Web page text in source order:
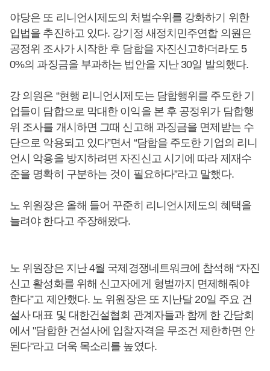
야당은 또 리니언시제도의 처벌수위를 강화하기 위한
입법을 추진하고 있다. 강기정 새정치민주연합 의원은
공정위 조사가 시작한 후 담합을 자진신고하더라도 5
0%의 과징금을 부과하는 법안을 지난 30일 발의했다.
강 의원은 “현행 리니언시제도는 담합행위를 주도한 기
업들이 담합으로 막대한 이익을 본 후 공정위가 담합행
위 조사를 개시하면 그때 신고해 과징금을 면제받는 수
단으로 악용되고 있다”면서 “담합을 주도한 기업의 리니
언시 악용을 방지하려면 자진신고 시기에 따라 제재수
준을 명확히 구분하는 것이 필요하다”라고 말했다.
노 위원장은 올해 들어 꾸준히 리니언시제도의 혜택을
늘려야 한다고 주장해왔다.
노 위원장은 지난 4월 국제경쟁네트워크에 참석해 “자진
신고 활성화를 위해 신고자에게 형벌까지 면제해줘야
한다”고 제안했다. 노 위원장은 또 지난달 20일 주요 건
설사 대표 및 대한건설협회 관계자들과 함께 한 간담회
에서 "담합한 건설사에 입찰자격을 무조건 제한하면 안
된다"라고 더욱 목소리를 높였다.